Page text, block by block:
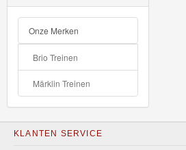
Thomas
Trackmaster
motorized
Thomas
Trackmaster
Push
Onze Merken
Brio Treinen
Märklin Treinen
KLANTEN SERVICE